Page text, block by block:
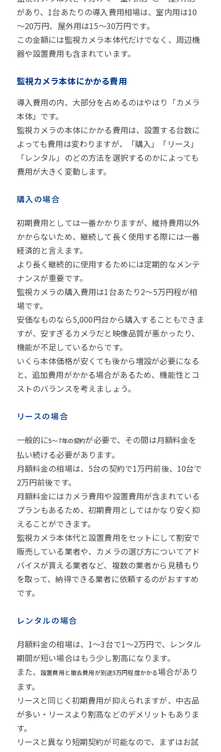
があり、1台あたりの導入費用相場は、室内用は10
～20万円、屋外用は15～30万円です。
この金額には監視カメラ本体代だけでなく、周辺機
器や設置費用も含まれています。
監視カメラ本体にかかる費用
導入費用の内、大部分を占めるのはやはり「カメラ
本体」です。
監視カメラの本体にかかる費用は、設置する台数に
よっても費用は変わりますが、「購入」「リース」
「レンタル」のどの方法を選択するのかによっても
費用が大きく変動します。
購入の場合
初期費用としては一番かかりますが、維持費用以外
かからないため、継続して長く使用する際には一番
経済的と言えます。
より長く継続的に使用するためには定期的なメンテ
ナンスが重要です。
監視カメラの購入費用は1台あたり2～5万円程が相
場です。
安価なものなら5,000円台から購入することもできま
すが、安すぎるカメラだと映像品質が悪かったり、
機能が不足しているからです。
いくら本体価格が安くても後から増設が必要になる
と、追加費用がかかる場合があるため、機能性とコ
ストのバランスを考えましょう。
リースの場合
一般的に5～7年の契約が必要で、その間は月額料金を
払い続ける必要があります。
月額料金の相場は、5台の契約で1万円前後、10台で
2万円前後です。
月額料金にはカメラ費用や設置費用が含まれている
プランもあるため、初期費用としてはかなり安く抑
えることができます。
監視カメラ本体代と設置費用をセットにして割安で
販売している業者や、カメラの選び方についてアド
バイスが貰える業者など、複数の業者から見積もり
を取って、納得できる業者に依頼するのがおすすめ
です。
レンタルの場合
月額料金の相場は、1～3台で1～2万円で、レンタル
期間が短い場合はもう少し割高になります。
また、設置費用と撤去費用が別途5万円程度かかる場合があり
ます。
リースと同じく初期費用が抑えられますが、中古品
が多い・リースより割高などのデメリットもありま
す。
リースと異なり短期契約が可能なので、まずはお試